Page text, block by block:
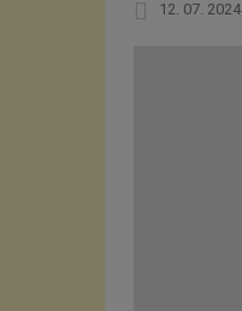
12. 07. 2024